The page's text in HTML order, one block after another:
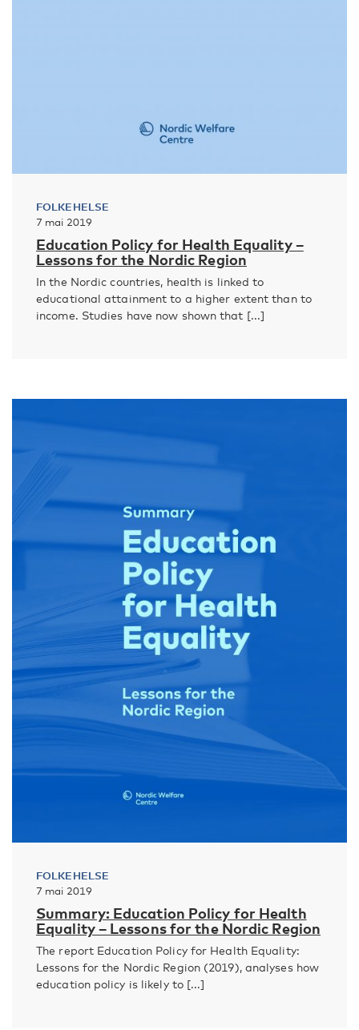
FOLKEHELSE
7 mai 2019
Education Policy for Health Equality –
Lessons for the Nordic Region
In the Nordic countries, health is linked to
educational attainment to a higher extent than to
income. Studies have now shown that [...]
FOLKEHELSE
7 mai 2019
Summary: Education Policy for Health
Equality – Lessons for the Nordic Region
The report Education Policy for Health Equality:
Lessons for the Nordic Region (2019), analyses how
education policy is likely to [...]